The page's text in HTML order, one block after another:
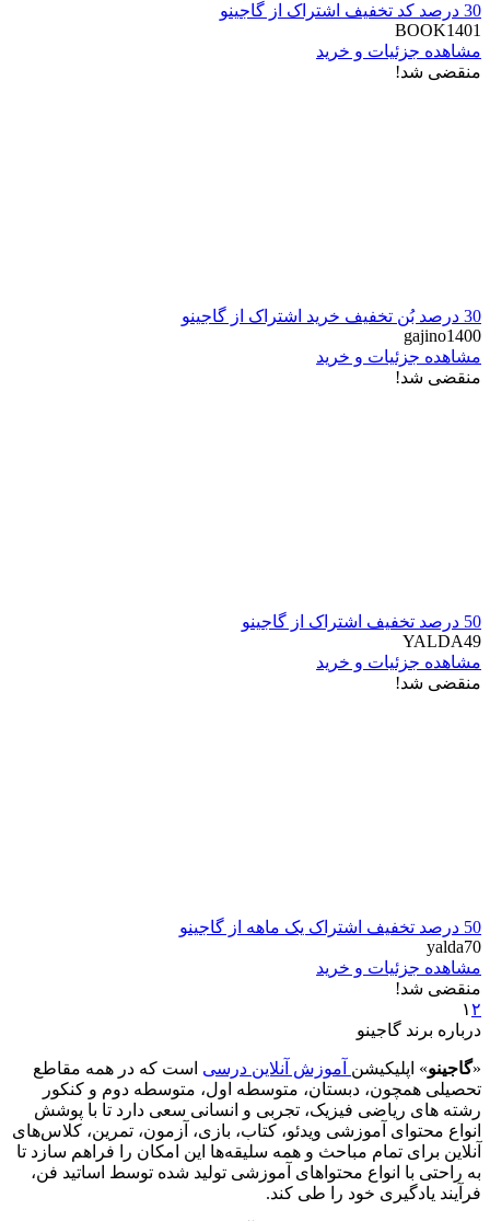
30 درصد کد تخفیف اشتراک از گاجینو
BOOK1401
مشاهده جزئیات و خرید
منقضی شد!
30 درصد بُن تخفیف خرید اشتراک از گاجینو
gajino1400
مشاهده جزئیات و خرید
منقضی شد!
50 درصد تخفیف اشتراک از گاجینو
YALDA49
مشاهده جزئیات و خرید
منقضی شد!
50 درصد تخفیف اشتراک یک ماهه از گاجینو
yalda70
مشاهده جزئیات و خرید
منقضی شد!
١٢
درباره برند گاجینو
«گاجینو» اپلیکیشنآموزش آنلاین درسیاست که در همه مقاطع
تحصیلی همچون، دبستان، متوسطه اول، متوسطه دوم و کنکور
رشته های ریاضی فیزیک، تجربی و انسانی سعی دارد تا با پوشش
انواع محتوای آموزشی ویدئو، کتاب، بازی، آزمون، تمرین، کلاس‌های
آنلاین برای تمام مباحث و همه سلیقه‌ها این امکان را فراهم سازد تا
به راحتی با انواع محتواهای آموزشی تولید شده توسط اساتید فن،
فرآیند یادگیری خود را طی کند.